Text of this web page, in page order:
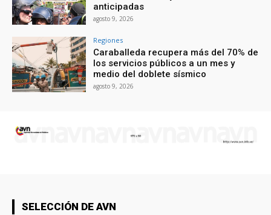
anticipadas
agosto 9, 2026
Regiones
Caraballeda recupera más del 70% de
los servicios públicos a un mes y
medio del doblete sísmico
agosto 9, 2026
SELECCIÓN DE AVN